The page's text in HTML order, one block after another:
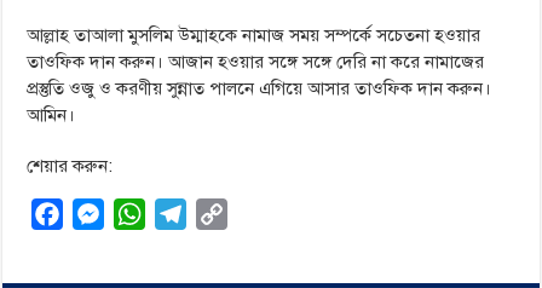
আল্লাহ তাআলা মুসলিম উম্মাহকে নামাজ সময় সম্পর্কে সচেতনা হওয়ার
তাওফিক দান করুন। আজান হওয়ার সঙ্গে সঙ্গে দেরি না করে নামাজের
প্রস্তুতি ওজু ও করণীয় সুন্নাত পালনে এগিয়ে আসার তাওফিক দান করুন।
আমিন।
শেয়ার করুন:
M
W